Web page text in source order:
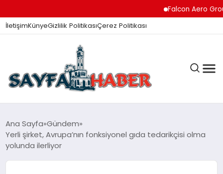
Falcon Aero Group,
İletişimKünyeGizlilik PolitikasıÇerez Politikası
ANA SAYFA
GÜNDEM
Ana Sayfa Gündem
Yerli şirket, Avrupa’nın fonksiyonel gıda tedarikçisi olma
yolunda ilerliyor